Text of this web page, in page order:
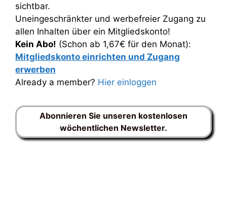
sichtbar.
Uneingeschränkter und werbefreier Zugang zu
allen Inhalten über ein Mitgliedskonto!
Kein Abo! (Schon ab 1,67€ für den Monat):
Mitgliedskonto einrichten und Zugang
erwerben
Already a member? Hier einloggen
Abonnieren Sie unseren kostenlosen
wöchentlichen Newsletter.